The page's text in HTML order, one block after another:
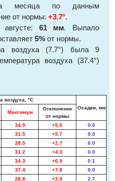
месяца по данным
от нормы: +3.7°.
61 мм. Выпало
5% от нормы.
воздуха (7.7°) была 9
воздуха (37.4°)
воздуха, °С
Осадки, мм
Максимум
Отклонение
от нормы
34.9 +5.0
0.0
31.5 +5.7
0.0
28.5 +2.7
0.0
31.2 +4.3
0.0
34.3 +6.9
0.1
37.4 +7.8
0.0
28.8 +3.8
2.7